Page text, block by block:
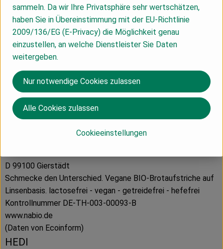
Herkunft
Hersteller: HEDI
Deutschland
D 99100 Gierstädt
Schmecke den Unterschied. Vegane BIO-Brotaufstriche auf
Linsenbasis. lactosefrei - vegan - getreidefrei - hefefrei
Kontrollnummer DE-TH-003-00093-B
www.nabio.de
(Daten von Ecoinform)
HEDI
sammeln. Da wir Ihre Privatsphäre sehr wertschätzen,
haben Sie in Übereinstimmung mit der EU-Richtlinie
2009/136/EG (E-Privacy) die Möglichkeit genau
einzustellen, an welche Dienstleister Sie Daten
weitergeben.
Cookieeinstellungen
Nur notwendige Cookies zulassen
Alle Cookies zulassen